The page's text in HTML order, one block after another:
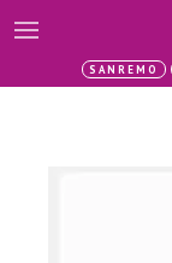
SANREMO